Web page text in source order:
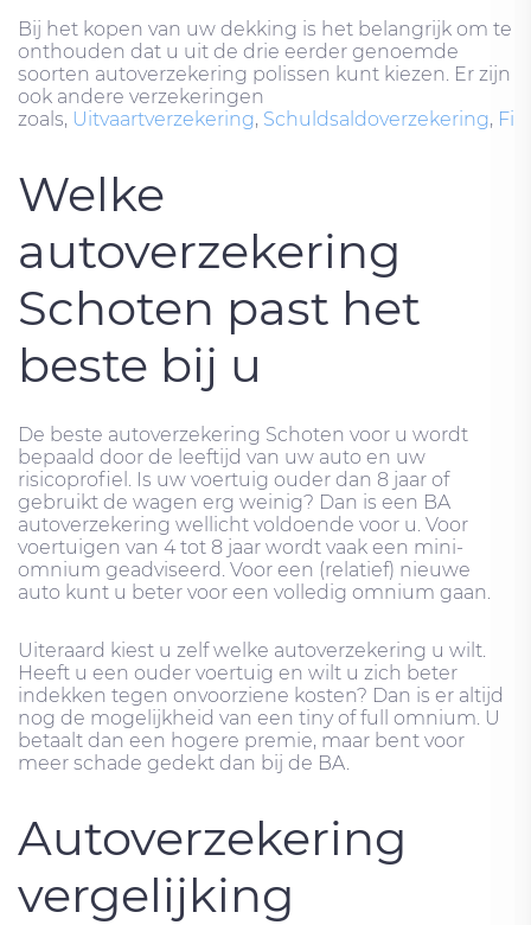
Bij het kopen van uw dekking is het belangrijk om te
onthouden dat u uit de drie eerder genoemde
soorten autoverzekering polissen kunt kiezen. Er zijn
ook andere verzekeringen
zoals, Uitvaartverzekering, Schuldsaldoverzekering,
Welke
autoverzekering
Schoten past het
beste bij u
De beste autoverzekering Schoten voor u wordt
bepaald door de leeftijd van uw auto en uw
risicoprofiel. Is uw voertuig ouder dan 8 jaar of
gebruikt de wagen erg weinig? Dan is een BA
autoverzekering wellicht voldoende voor u. Voor
voertuigen van 4 tot 8 jaar wordt vaak een mini-
omnium geadviseerd. Voor een (relatief) nieuwe
auto kunt u beter voor een volledig omnium gaan.
Uiteraard kiest u zelf welke autoverzekering u wilt.
Heeft u een ouder voertuig en wilt u zich beter
indekken tegen onvoorziene kosten? Dan is er altijd
nog de mogelijkheid van een tiny of full omnium. U
betaalt dan een hogere premie, maar bent voor
meer schade gedekt dan bij de BA.
Autoverzekering
vergelijking